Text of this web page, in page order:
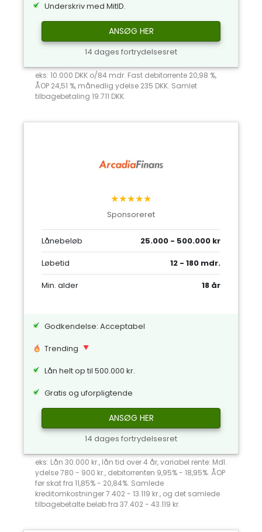
Underskriv med MitID.
ANSØG HER
14 dages fortrydelsesret
eks: 10.000 DKK o/84 mdr. Fast debitorrente 20,98 %,
ÅOP 24,51 %, månedlig ydelse 235 DKK. Samlet
tilbagebetaling 19.711 DKK.
★★★★★
Sponsoreret
Lånebeløb
25.000 - 500.000 kr
Løbetid
12 - 180 mdr.
Min. alder
18 år
Godkendelse: Acceptabel
Trending
Lån helt op til 500.000 kr.
Gratis og uforpligtende
ANSØG HER
14 dages fortrydelsesret
eks: Lån 30.000 kr., lån tid over 4 år, variabel rente: Mdl.
ydelse 780 - 900 kr., debitorrenten 9,95% - 18,95%. ÅOP
før skat fra 11,85% - 20,84%. Samlede
kreditomkostninger 7.402 - 13.119 kr., og det samlede
tilbagebetalte beløb fra 37.402 - 43.119 kr.